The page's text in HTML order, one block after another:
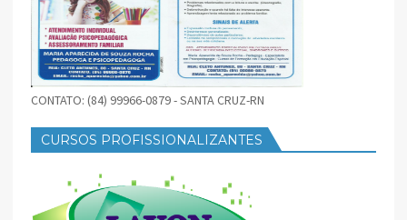
CONTATO: (84) 99966-0879 - SANTA CRUZ-RN
CURSOS PROFISSIONALIZANTES